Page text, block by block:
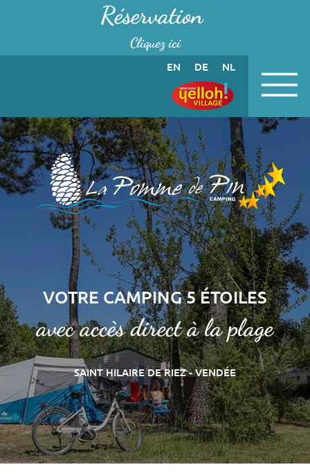
Panneau de gestion des cookiesRéservation
Cliquez ici
EN DE NL
VOTRE CAMPING 5 ÉTOILES
avec accès direct à la plage
SAINT HILAIRE DE RIEZ - VENDÉE